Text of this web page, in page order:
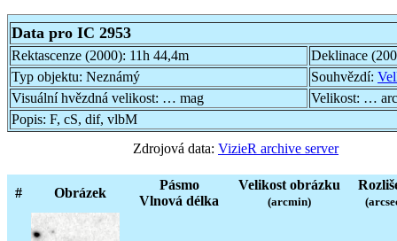
Data pro IC 2953
Rektascenze (2000): 11h 44,4m
Deklinace
Typ objektu: Neznámý Souhvězdí:
Visuální hvězdná velikost: … mag Velikost: …
Popis: F, cS, dif, vlbM
Zdrojová data: VizieR archive server
# Obrázek
Pásmo
Vlnová délka
Velikost obrázku
(arcmin)